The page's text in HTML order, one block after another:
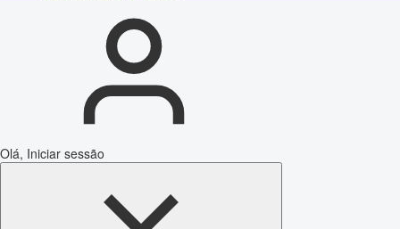
Olá, Iniciar sessão